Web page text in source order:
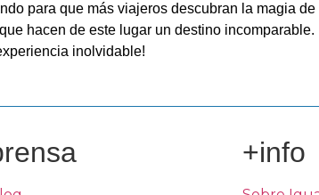
para que más viajeros descubran la magia
hacen de este lugar un destino incomparable.
inolvidable!
+info